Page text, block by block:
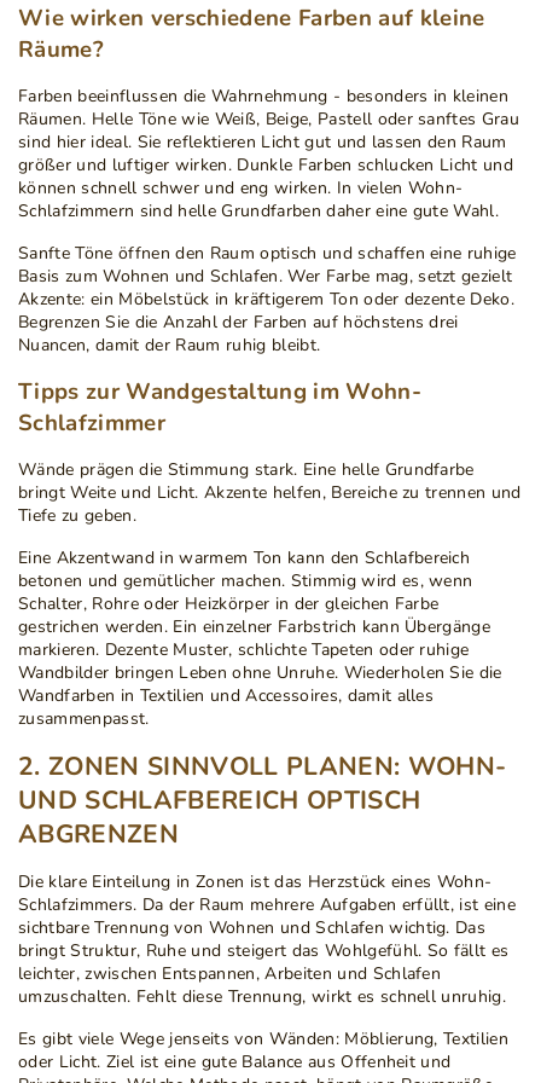
Wie wirken verschiedene Farben auf kleine
Räume?
Farben beeinflussen die Wahrnehmung - besonders in kleinen
Räumen. Helle Töne wie Weiß, Beige, Pastell oder sanftes Grau
sind hier ideal. Sie reflektieren Licht gut und lassen den Raum
größer und luftiger wirken. Dunkle Farben schlucken Licht und
können schnell schwer und eng wirken. In vielen Wohn-
Schlafzimmern sind helle Grundfarben daher eine gute Wahl.
Sanfte Töne öffnen den Raum optisch und schaffen eine ruhige
Basis zum Wohnen und Schlafen. Wer Farbe mag, setzt gezielt
Akzente: ein Möbelstück in kräftigerem Ton oder dezente Deko.
Begrenzen Sie die Anzahl der Farben auf höchstens drei
Nuancen, damit der Raum ruhig bleibt.
Tipps zur Wandgestaltung im Wohn-
Schlafzimmer
Wände prägen die Stimmung stark. Eine helle Grundfarbe
bringt Weite und Licht. Akzente helfen, Bereiche zu trennen und
Tiefe zu geben.
Eine Akzentwand in warmem Ton kann den Schlafbereich
betonen und gemütlicher machen. Stimmig wird es, wenn
Schalter, Rohre oder Heizkörper in der gleichen Farbe
gestrichen werden. Ein einzelner Farbstrich kann Übergänge
markieren. Dezente Muster, schlichte Tapeten oder ruhige
Wandbilder bringen Leben ohne Unruhe. Wiederholen Sie die
Wandfarben in Textilien und Accessoires, damit alles
zusammenpasst.
2. ZONEN SINNVOLL PLANEN: WOHN-
UND SCHLAFBEREICH OPTISCH
ABGRENZEN
Die klare Einteilung in Zonen ist das Herzstück eines Wohn-
Schlafzimmers. Da der Raum mehrere Aufgaben erfüllt, ist eine
sichtbare Trennung von Wohnen und Schlafen wichtig. Das
bringt Struktur, Ruhe und steigert das Wohlgefühl. So fällt es
leichter, zwischen Entspannen, Arbeiten und Schlafen
umzuschalten. Fehlt diese Trennung, wirkt es schnell unruhig.
Es gibt viele Wege jenseits von Wänden: Möblierung, Textilien
oder Licht. Ziel ist eine gute Balance aus Offenheit und